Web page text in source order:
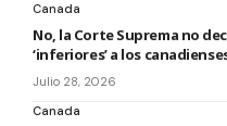
Canada
No, la Corte Suprema no
‘inferiores’ a los
Julio 28, 2026
Canada